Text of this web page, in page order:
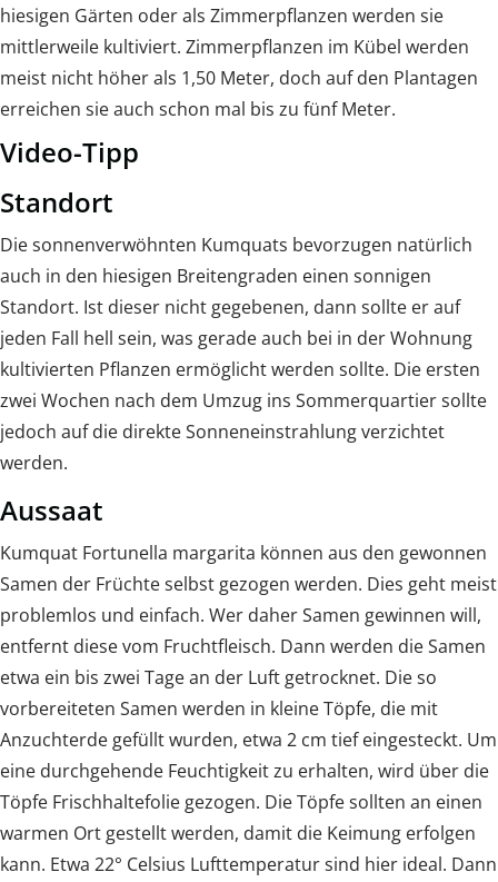
hiesigen Gärten oder als Zimmerpflanzen werden sie
mittlerweile kultiviert. Zimmerpflanzen im Kübel werden
meist nicht höher als 1,50 Meter, doch auf den Plantagen
erreichen sie auch schon mal bis zu fünf Meter.
Video-Tipp
Standort
Die sonnenverwöhnten Kumquats bevorzugen natürlich
auch in den hiesigen Breitengraden einen sonnigen
Standort. Ist dieser nicht gegebenen, dann sollte er auf
jeden Fall hell sein, was gerade auch bei in der Wohnung
kultivierten Pflanzen ermöglicht werden sollte. Die ersten
zwei Wochen nach dem Umzug ins Sommerquartier sollte
jedoch auf die direkte Sonneneinstrahlung verzichtet
werden.
Aussaat
Kumquat Fortunella margarita können aus den gewonnen
Samen der Früchte selbst gezogen werden. Dies geht meist
problemlos und einfach. Wer daher Samen gewinnen will,
entfernt diese vom Fruchtfleisch. Dann werden die Samen
etwa ein bis zwei Tage an der Luft getrocknet. Die so
vorbereiteten Samen werden in kleine Töpfe, die mit
Anzuchterde gefüllt wurden, etwa 2 cm tief eingesteckt. Um
eine durchgehende Feuchtigkeit zu erhalten, wird über die
Töpfe Frischhaltefolie gezogen. Die Töpfe sollten an einen
warmen Ort gestellt werden, damit die Keimung erfolgen
kann. Etwa 22° Celsius Lufttemperatur sind hier ideal. Dann